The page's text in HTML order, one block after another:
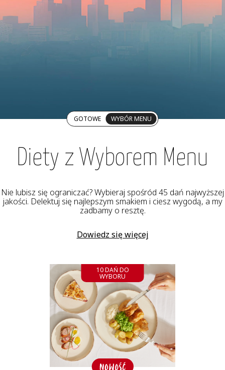
GOTOWE WYBÓR MENU
Diety z Wyborem Menu
Nie lubisz się ograniczać? Wybieraj spośród 45 dań najwyższej
jakości. Delektuj się najlepszym smakiem i ciesz wygodą, a my
zadbamy o resztę.
Dowiedz się więcej
10 DAŃ DO
WYBORU